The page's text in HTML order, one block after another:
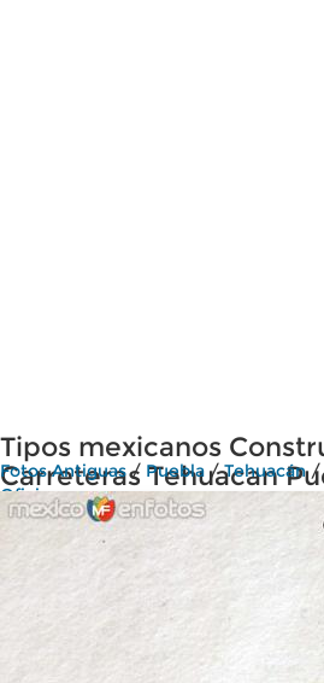
Tipos mexicanos
Carreteras Tehuacan
Fotos Antiguas/ Puebla /Tehuacán/
Oficios